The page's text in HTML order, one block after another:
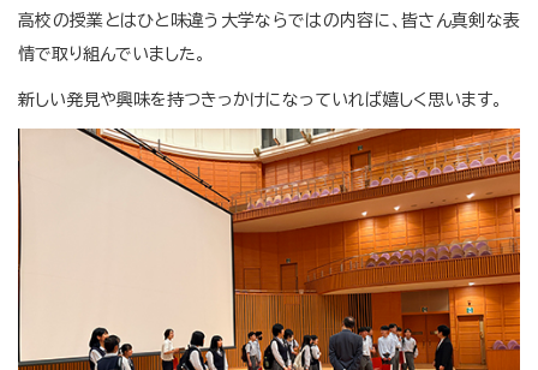
高校の授業とはひと味違う大学ならではの内容に、皆さん真剣な表
情で取り組んでいました。
新しい発見や興味を持つきっかけになっていれば嬉しく思います。